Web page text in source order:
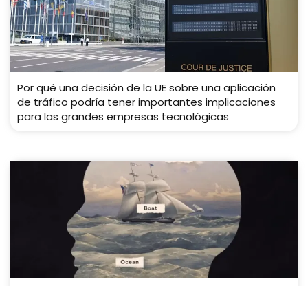
Por qué una decisión de la UE sobre una aplicación
de tráfico podría tener importantes implicaciones
para las grandes empresas tecnológicas